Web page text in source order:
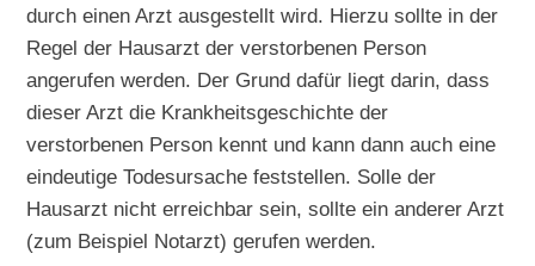
durch einen Arzt ausgestellt wird. Hierzu sollte in der
Regel der Hausarzt der verstorbenen Person
angerufen werden. Der Grund dafür liegt darin, dass
dieser Arzt die Krankheitsgeschichte der
verstorbenen Person kennt und kann dann auch eine
eindeutige Todesursache feststellen. Solle der
Hausarzt nicht erreichbar sein, sollte ein anderer Arzt
(zum Beispiel Notarzt) gerufen werden.